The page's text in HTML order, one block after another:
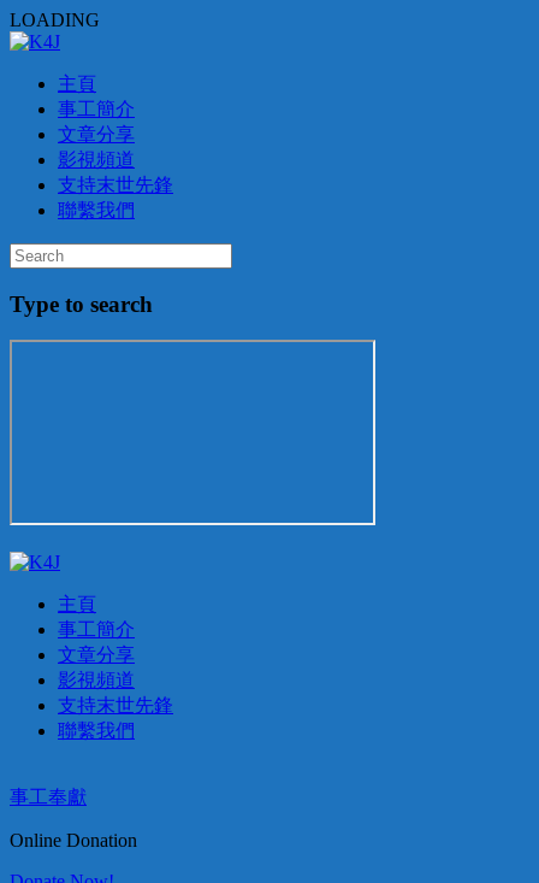
LOADING
主頁
事工簡介
文章分享
影視頻道
支持末世先鋒
聯繫我們
Type to search
主頁
事工簡介
文章分享
影視頻道
支持末世先鋒
聯繫我們
事工奉獻
Online Donation